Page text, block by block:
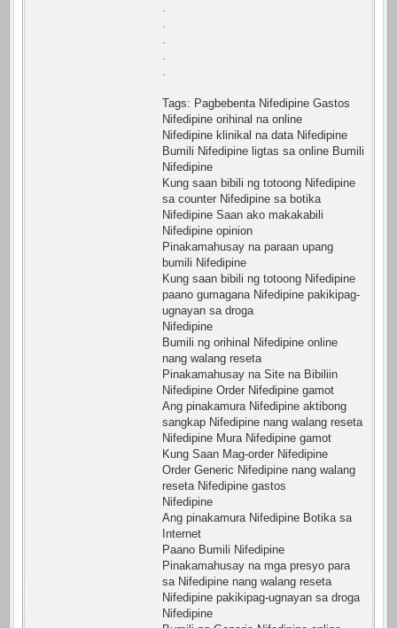
.
.
.
.
.
Tags: Pagbebenta Nifedipine Gastos
Nifedipine orihinal na online
Nifedipine klinikal na data Nifedipine
Bumili Nifedipine ligtas sa online Bumili
Nifedipine
Kung saan bibili ng totoong Nifedipine
sa counter Nifedipine sa botika
Nifedipine Saan ako makakabili
Nifedipine opinion
Pinakamahusay na paraan upang
bumili Nifedipine
Kung saan bibili ng totoong Nifedipine
paano gumagana Nifedipine pakikipag-
ugnayan sa droga
Nifedipine
Bumili ng orihinal Nifedipine online
nang walang reseta
Pinakamahusay na Site na Bibiliin
Nifedipine Order Nifedipine gamot
Ang pinakamura Nifedipine aktibong
sangkap Nifedipine nang walang reseta
Nifedipine Mura Nifedipine gamot
Kung Saan Mag-order Nifedipine
Order Generic Nifedipine nang walang
reseta Nifedipine gastos
Nifedipine
Ang pinakamura Nifedipine Botika sa
Internet
Paano Bumili Nifedipine
Pinakamahusay na mga presyo para
sa Nifedipine nang walang reseta
Nifedipine pakikipag-ugnayan sa droga
Nifedipine